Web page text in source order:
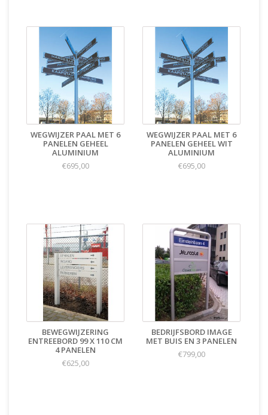
WEGWIJZER PAAL MET 6
PANELEN GEHEEL
ALUMINIUM
€695,00
WEGWIJZER PAAL MET 6
PANELEN GEHEEL WIT
ALUMINIUM
€695,00
BEWEGWIJZERING
ENTREEBORD 99 X 110 CM
4 PANELEN
€625,00
BEDRIJFSBORD IMAGE
MET BUIS EN 3 PANELEN
€799,00